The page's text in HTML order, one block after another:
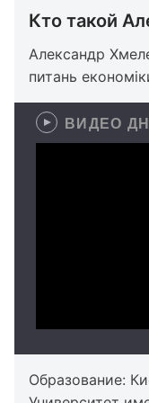
Кто такой
Александр
питань
ВИДЕО
Образование: